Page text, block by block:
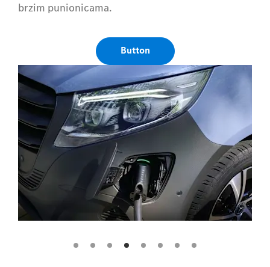
brzim punionicama.
Button